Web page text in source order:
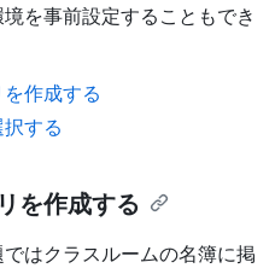
を事前設定することもでき
作成する
する
を作成する
はクラスルームの名簿に掲